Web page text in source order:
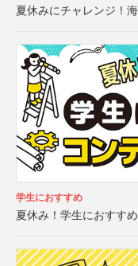
夏休みにチャレンジ！
学生におすすめ
夏休み！学生におすす